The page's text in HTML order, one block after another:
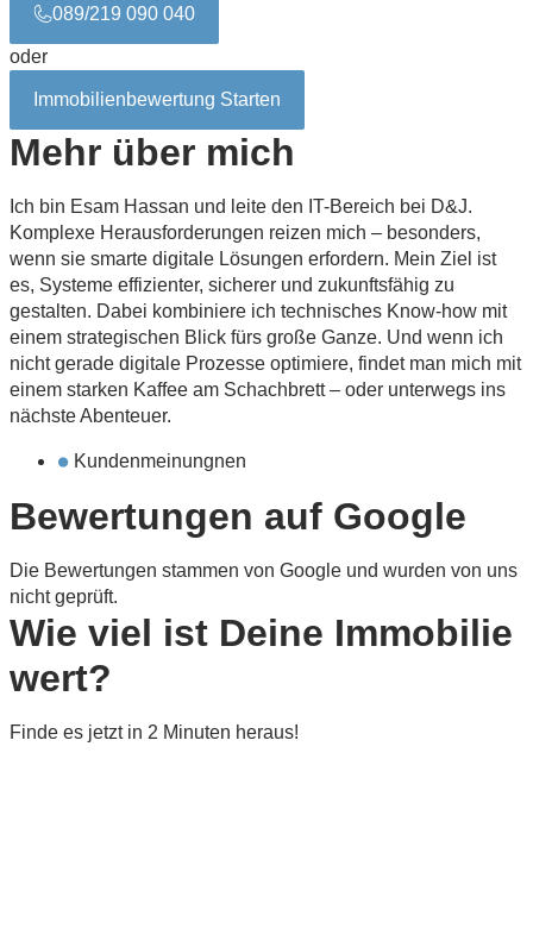
089/219 090 040
oder
Immobilienbewertung Starten
Mehr über mich
Ich bin Esam Hassan und leite den IT-Bereich bei D&J.
Komplexe Herausforderungen reizen mich – besonders,
wenn sie smarte digitale Lösungen erfordern. Mein Ziel ist
es, Systeme effizienter, sicherer und zukunftsfähig zu
gestalten. Dabei kombiniere ich technisches Know-how mit
einem strategischen Blick fürs große Ganze. Und wenn ich
nicht gerade digitale Prozesse optimiere, findet man mich mit
einem starken Kaffee am Schachbrett – oder unterwegs ins
nächste Abenteuer.
Kundenmeinungnen
Bewertungen auf Google
Die Bewertungen stammen von Google und wurden von uns
nicht geprüft.
Wie viel ist Deine Immobilie
wert?
Finde es jetzt in 2 Minuten heraus!